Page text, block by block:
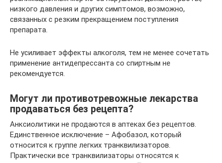
низкого давления и других симптомов, возможно,
связанных с резким прекращением поступления
препарата.
Не усиливает эффекты алкоголя, тем не менее сочетать
применение антидепрессанта со спиртным не
рекомендуется.
Могут ли противотревожные лекарства
продаваться без рецепта?
Анксиолитики не продаются в аптеках без рецептов.
Единственное исключение – Афобазол, который
относится к группе легких транквилизаторов.
Практически все транквилизаторы относятся к